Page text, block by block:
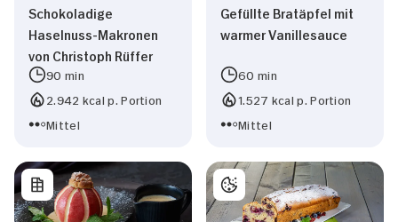
Schokoladige
Haselnuss-Makronen
von Christoph Rüffer
90 min
2.942 kcal p. Portion
Mittel
Gefüllte Bratäpfel mit
warmer Vanillesauce
60 min
1.527 kcal p. Portion
Mittel